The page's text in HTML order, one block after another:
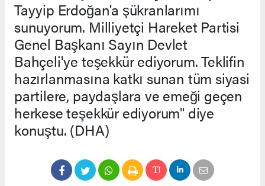
Tayyip Erdoğan'a şükranlarımı
sunuyorum. Milliyetçi Hareket Partisi
Genel Başkanı Sayın Devlet
Bahçeli'ye teşekkür ediyorum. Teklifin
hazırlanmasına katkı sunan tüm siyasi
partilere, paydaşlara ve emeği geçen
herkese teşekkür ediyorum" diye
konuştu. (DHA)